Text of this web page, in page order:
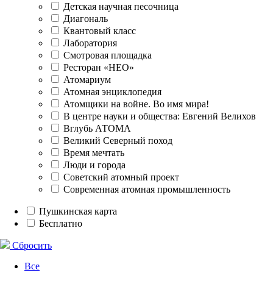
Детская научная песочница
Диагональ
Квантовый класс
Лаборатория
Смотровая площадка
Ресторан «НЕО»
Атомариум
Атомная энциклопедия
Атомщики на войне. Во имя мира!
В центре науки и общества: Евгений Велихов
Вглубь АТОМА
Великий Северный поход
Время мечтать
Люди и города
Советский атомный проект
Современная атомная промышленность
Пушкинская карта
Бесплатно
Сбросить
Все